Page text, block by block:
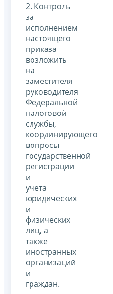
2. Контроль
за
исполнением
настоящего
приказа
возложить
на
заместителя
руководителя
Федеральной
налоговой
службы,
координирующего
вопросы
государственной
регистрации
и
учета
юридических
и
физических
лиц, а
также
иностранных
организаций
и
граждан.